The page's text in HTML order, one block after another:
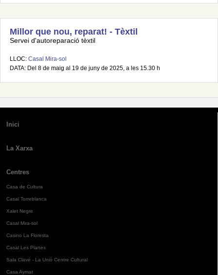
Millor que nou, reparat! - Tèxtil
Servei d'autoreparació tèxtil
LLOC: Casal Mira-sol
DATA: Del 8 de maig al 19 de juny de 2025, a les 15.30 h
Inici
La Xarxa
Centres
Casa de Cultura
Casal Torreblanca
Xalet Negre
Casal Mira-sol
Casino La Floresta
Casal Les Planes
Sala Clavé - La Unió Centre Cultural
Casa Aymat